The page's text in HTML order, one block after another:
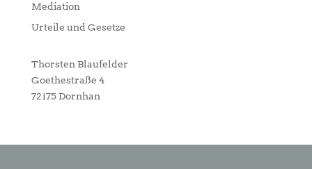
Mediation
Urteile und Gesetze
Thorsten Blaufelder
Goethestraße 4
72175 Dornhan